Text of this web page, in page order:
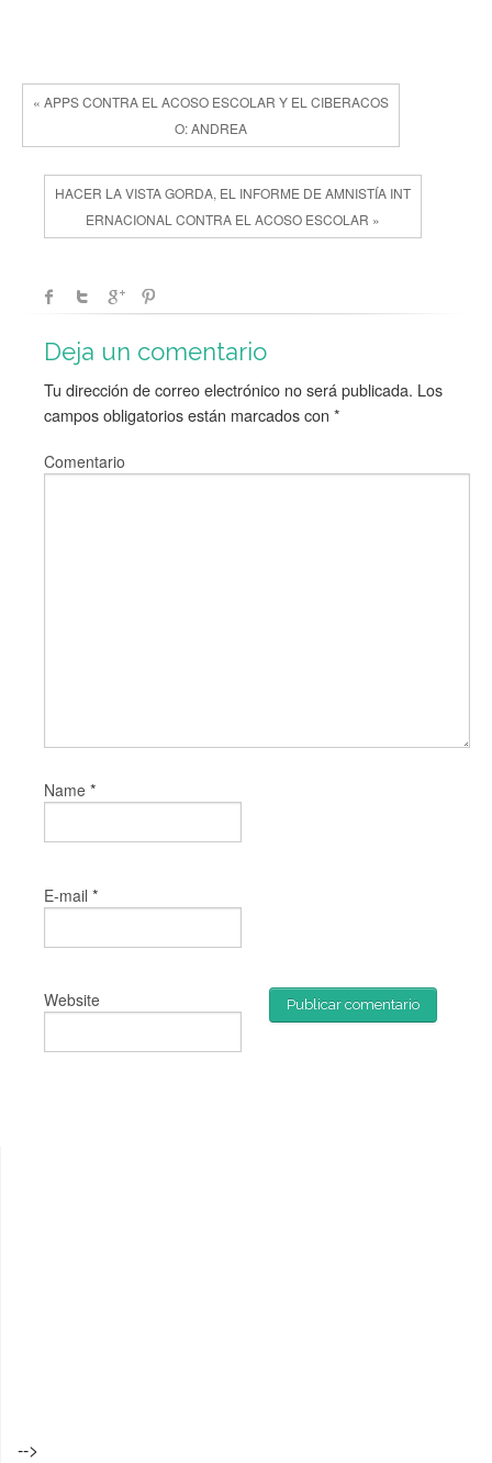
« APPS CONTRA EL ACOSO ESCOLAR Y EL CIBERACOS
O: ANDREA
HACER LA VISTA GORDA, EL INFORME DE AMNISTÍA INT
ERNACIONAL CONTRA EL ACOSO ESCOLAR »
Deja un comentario
Tu dirección de correo electrónico no será publicada. Los
campos obligatorios están marcados con *
Comentario
Name *
E-mail *
Website
-->